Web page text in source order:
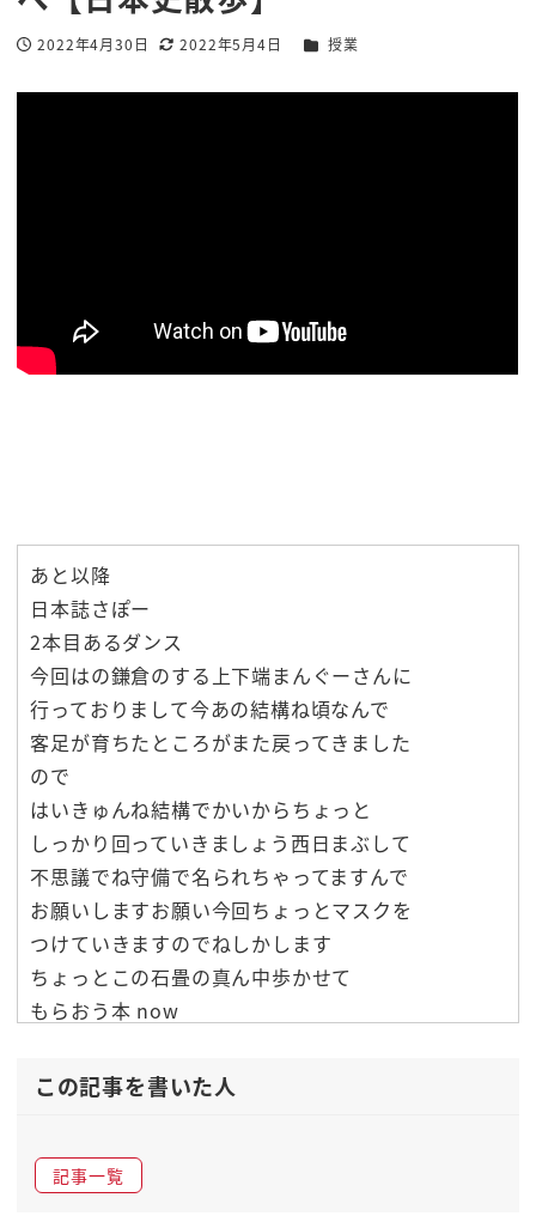
投稿日
2022年4月30日
更新日
2022年5月4日
著
カテゴリー
授業
あと以降
日本誌さぽー
2本目あるダンス
今回はの鎌倉のする上下端まんぐーさんに
行っておりまして今あの結構ね頃なんで
客足が育ちたところがまた戻ってきました
ので
はいきゅんね結構でかいからちょっと
しっかり回っていきましょう西日まぶして
不思議でね守備で名られちゃってますんで
お願いしますお願い今回ちょっとマスクを
つけていきますのでねしかします
ちょっとこの石畳の真ん中歩かせて
もらおう本 now
ヌカウスてるー
13人効果で売れてるらしいですよ
この記事を書いた人
記事一覧